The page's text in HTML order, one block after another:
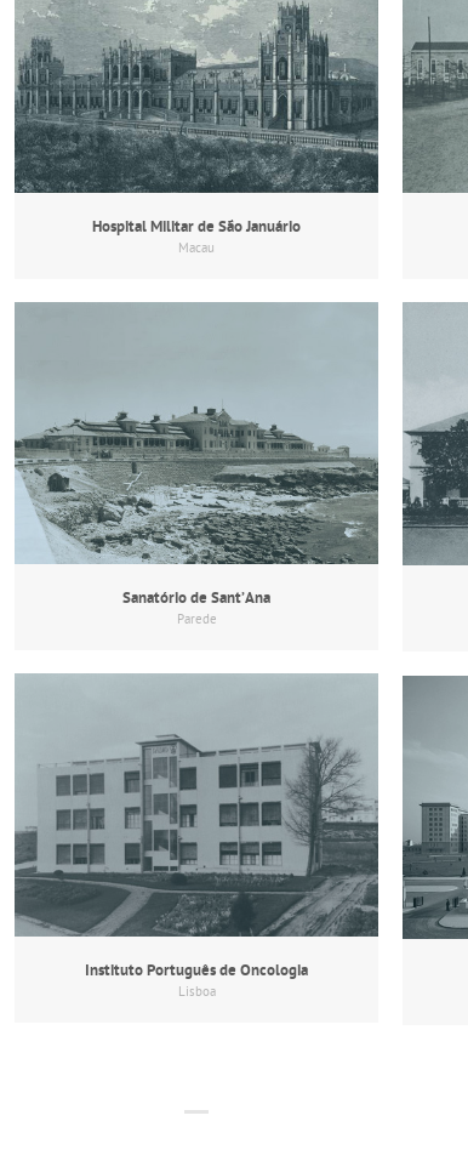
Hospital Militar de São Januário
Macau
Sanatório de Sant’Ana
Parede
Instituto Português de Oncologia
Lisboa